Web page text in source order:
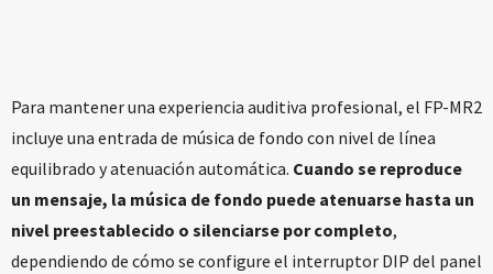
Para mantener una experiencia auditiva profesional, el FP-MR2
incluye una entrada de música de fondo con nivel de línea
equilibrado y atenuación automática. Cuando se reproduce
un mensaje, la música de fondo puede atenuarse hasta un
nivel preestablecido o silenciarse por completo,
dependiendo de cómo se configure el interruptor DIP del panel